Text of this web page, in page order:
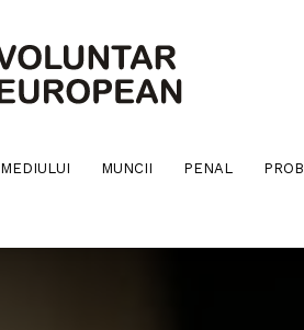
MEDIULUI MUNCII PENAL